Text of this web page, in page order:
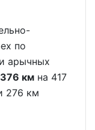
по
арычных
км на 417
276 км